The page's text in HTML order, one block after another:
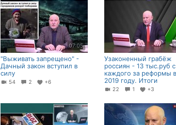
07:05
"Выживать запрещено" -
Дачный закон вступил в
силу
54 2 +6
Узаконенный грабёж
россиян - 13 тыс.руб с
каждого за реформы в
2019 году. Итоги
22 1 +3